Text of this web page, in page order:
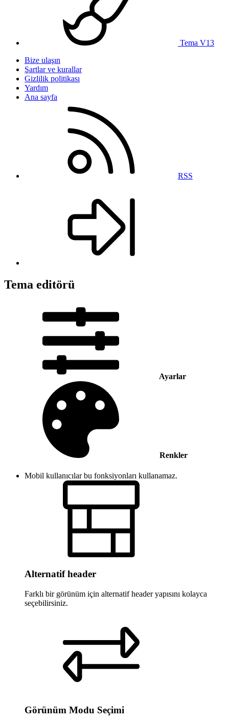
Tema V13
Bize ulaşın
Şartlar ve kurallar
Gizlilik politikası
Yardım
Ana sayfa
RSS
Tema editörü
Ayarlar
Renkler
Mobil kullanıcılar bu fonksiyonları kullanamaz.
Alternatif header
Farklı bir görünüm için alternatif header yapısını kolayca
seçebilirsiniz.
Görünüm Modu Seçimi